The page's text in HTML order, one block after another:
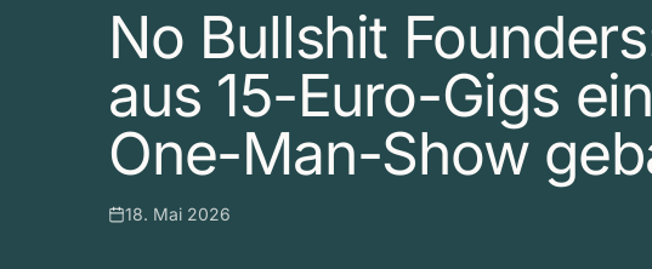
No Bullshit
aus 15-Euro-Gigs
One-Man-Show
18. Mai 2026